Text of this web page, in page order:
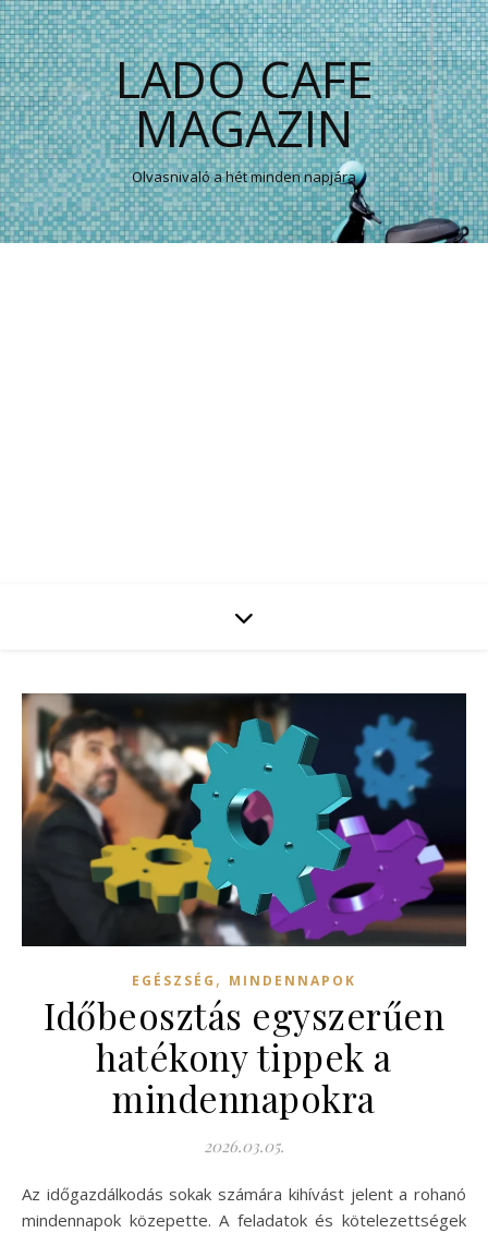
LADO CAFE
MAGAZIN
Olvasnivaló a hét minden napjára
EGÉSZSÉG , MINDENNAPOK
Időbeosztás egyszerűen
hatékony tippek a
mindennapokra
2026.03.05.
Az időgazdálkodás sokak számára kihívást jelent a rohanó
mindennapok közepette. A feladatok és kötelezettségek